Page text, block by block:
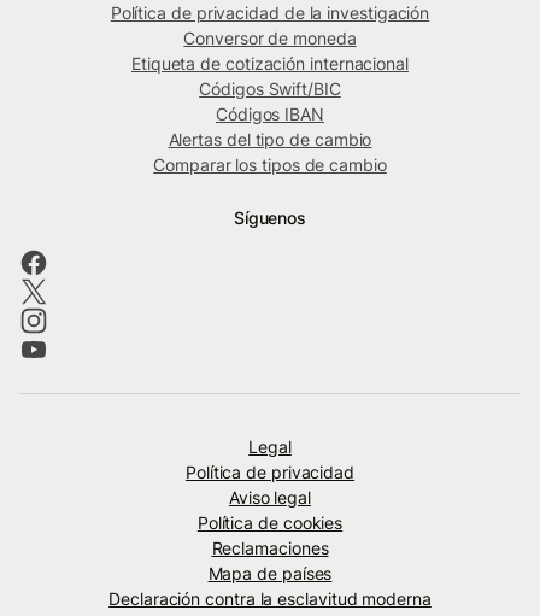
Política de privacidad de la investigación
Conversor de moneda
Etiqueta de cotización internacional
Códigos Swift/BIC
Códigos IBAN
Alertas del tipo de cambio
Comparar los tipos de cambio
Síguenos
Legal
Política de privacidad
Aviso legal
Política de cookies
Reclamaciones
Mapa de países
Declaración contra la esclavitud moderna